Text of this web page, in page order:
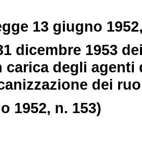
13 giugno
dicembre 1953
carica degli
dei
1952, n. 153)